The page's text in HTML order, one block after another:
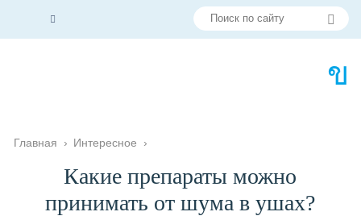
Главная › Интересное ›
Какие препараты можно
принимать от шума в ушах?